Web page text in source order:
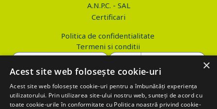
A.N.P.C. - SAL
Certificari
Politica de confidentialitate
Termeni si conditii
Copyright © 2026 PROVA.ro
×
Acest site web folosește cookie-uri
Acest site web folosește cookie-uri pentru a îmbunătăți experiența
utilizatorului. Prin utilizarea site-ului nostru web, sunteți de acord cu
toate cookie-urile în conformitate cu Politica noastră privind cookie-